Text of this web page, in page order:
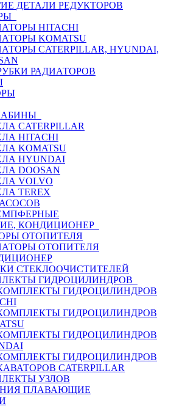
ДЕТАЛИ РЕДУКТОРОВ
HITACHI
KOMATSU
CATERPILLAR, HYUNDAI,
РАДИАТОРОВ
CATERPILLAR
HITACHI
KOMATSU
HYUNDAI
DOOSAN
VOLVO
TEREX
КОНДИЦИОНЕР
ОТОПИТЕЛЯ
ОТОПИТЕЛЯ
СТЕКЛООЧИСТИТЕЛЕЙ
ГИДРОЦИЛИНДРОВ
ГИДРОЦИЛИНДРОВ
ГИДРОЦИЛИНДРОВ
ГИДРОЦИЛИНДРОВ
ГИДРОЦИЛИНДРОВ
CATERPILLAR
УЗЛОВ
ПЛАВАЮЩИЕ